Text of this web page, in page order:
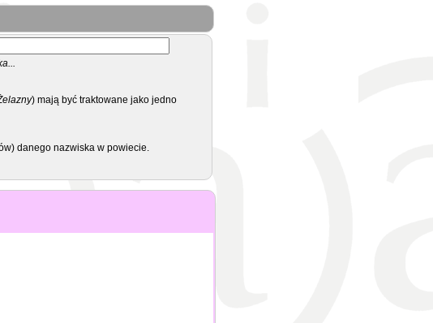
) mają być traktowane jako jedno
danego nazwiska w powiecie.